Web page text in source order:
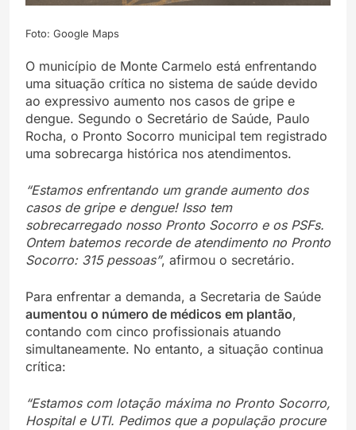
Foto: Google Maps
O município de Monte Carmelo está enfrentando
uma situação crítica no sistema de saúde devido
ao expressivo aumento nos casos de gripe e
dengue. Segundo o Secretário de Saúde, Paulo
Rocha, o Pronto Socorro municipal tem registrado
uma sobrecarga histórica nos atendimentos.
“Estamos enfrentando um grande aumento dos
casos de gripe e dengue! Isso tem
sobrecarregado nosso Pronto Socorro e os PSFs.
Ontem batemos recorde de atendimento no Pronto
Socorro: 315 pessoas”, afirmou o secretário.
Para enfrentar a demanda, a Secretaria de Saúde
aumentou o número de médicos em plantão,
contando com cinco profissionais atuando
simultaneamente. No entanto, a situação continua
crítica:
“Estamos com lotação máxima no Pronto Socorro,
Hospital e UTI. Pedimos que a população procure